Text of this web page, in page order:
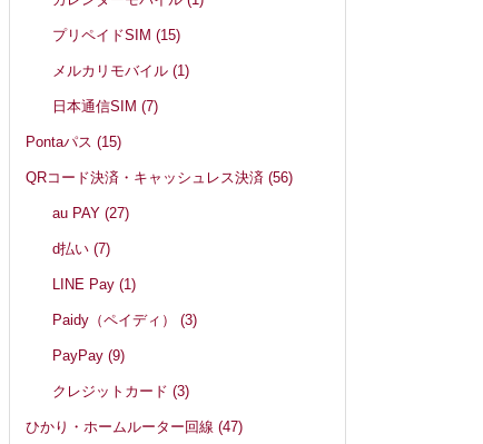
プリペイドSIM(15)
メルカリモバイル(1)
日本通信SIM(7)
Pontaパス (15)
QRコード決済・キャッシュレス決済 (56)
au PAY(27)
d払い(7)
LINE Pay(1)
Paidy（ペイディ）(3)
PayPay(9)
クレジットカード(3)
ひかり・ホームルーター回線 (47)